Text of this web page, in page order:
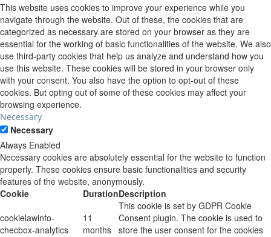
This website uses cookies to improve your experience while you
navigate through the website. Out of these, the cookies that are
categorized as necessary are stored on your browser as they are
essential for the working of basic functionalities of the website. We also
use third-party cookies that help us analyze and understand how you
use this website. These cookies will be stored in your browser only
with your consent. You also have the option to opt-out of these
cookies. But opting out of some of these cookies may affect your
browsing experience.
Necessary
Necessary
Always Enabled
Necessary cookies are absolutely essential for the website to function
properly. These cookies ensure basic functionalities and security
features of the website, anonymously.
Cookie
DurationDescription
cookielawinfo-
checbox-analytics
11
months
This cookie is set by GDPR Cookie
Consent plugin. The cookie is used to
store the user consent for the cookies